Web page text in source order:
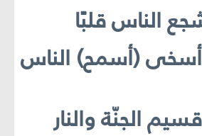
أسخى (أسمح) الناس